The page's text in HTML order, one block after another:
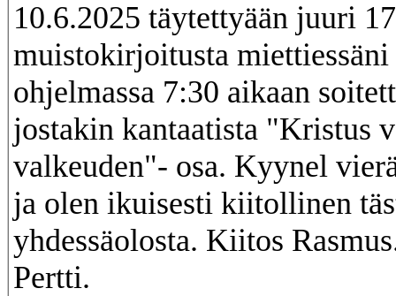
10.6.2025 täytettyään juuri
muistokirjoitusta
ohjelmassa 7:30 aikaan
jostakin kantaatista "Kristus
valkeuden"- osa. Kyynel
ja olen ikuisesti kiitollinen
yhdessäolosta. Kiitos
Pertti.